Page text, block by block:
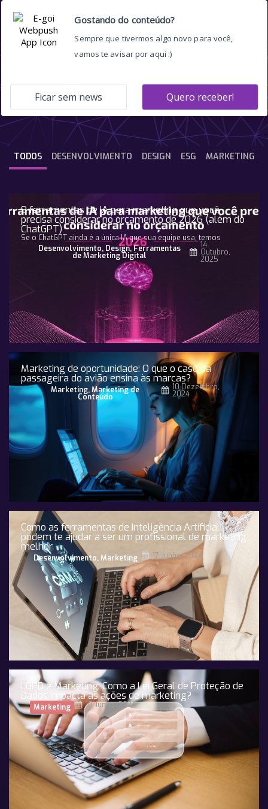
Todas as publicações
DESENVOLVIMENTO DESIGN ESG MARKETING
TODOS
9 ferramentas de IA para marketing que você
precisa considerar no orçamento de 2026 (além do
ChatGPT)
Se o ChatGPT ainda é a única IA que sua equipe usa, temos
Desenvolvimento, Design,Ferramentas
de Marketing Digital
14
Outubro,
2025
Marketing de oportunidade: O que o caso da
passageira do avião ensina às marcas?
Marketing,Marketing de
Conteúdo
10 Dezembro,
2024
Como as ferramentas de Inteligência Artificial
podem te ajudar a ser um profissional de marketing
melhor
Desenvolvimento,Marketing 17 Junho, 2024
LGPD e Marketing: Como a Lei Geral de Proteção de
Dados impacta as ações de marketing?
Marketing 10 Junho, 2024